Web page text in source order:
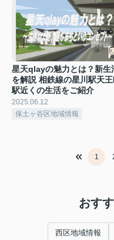
星天qlayの魅力とは？新生
を解説 相鉄線の星川駅天
駅近くの生活をご紹介
2025.06.12
保土ヶ谷区地域情報
1
おす
西区地域情報